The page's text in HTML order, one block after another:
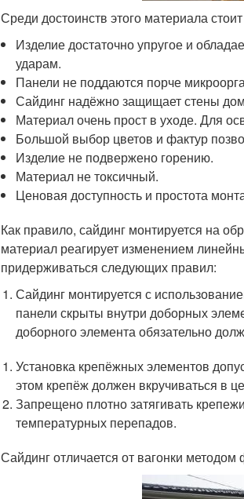
Среди достоинств этого материала
Изделие достаточно упругое и
ударам.
Панели не поддаются порче
Сайдинг надёжно защищает стены
Материал очень прост в уходе. Для
Большой выбор цветов и фактур
Изделие не подвержено горению.
Материал не токсичный.
Ценовая доступность и простота
Как правило, сайдинг монтируется на
материал реагирует изменением
придерживаться следующих правил:
Сайдинг монтируется с
панели скрыты внутри доборных
доборного элемента обязательно
Установка крепёжных элементов
этом крепёж должен вкручиваться в
Запрещено плотно затягивать
температурных перепадов.
Сайдинг отличается от вагонки